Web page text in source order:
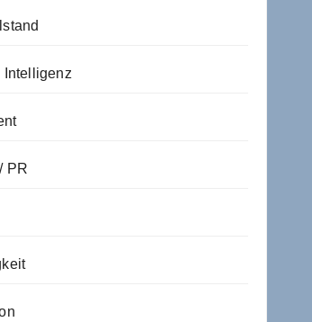
Intelligenz
PR